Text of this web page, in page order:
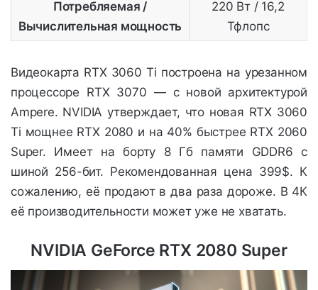
Потребляемая /
Вычислительная мощность
220 Вт / 16,2
Тфлопс
Видеокарта RTX 3060 Ti построена на урезанном
процессоре RTX 3070 — с новой архитектурой
Ampere. NVIDIA утверждает, что новая RTX 3060
Ti мощнее RTX 2080 и на 40% быстрее RTX 2060
Super. Имеет на борту 8 Гб памяти GDDR6 с
шиной 256-бит. Рекомендованная цена 399$. К
сожалению, её продают в два раза дороже. В 4К
её производительности может уже не хватать.
NVIDIA GeForce RTX 2080 Super